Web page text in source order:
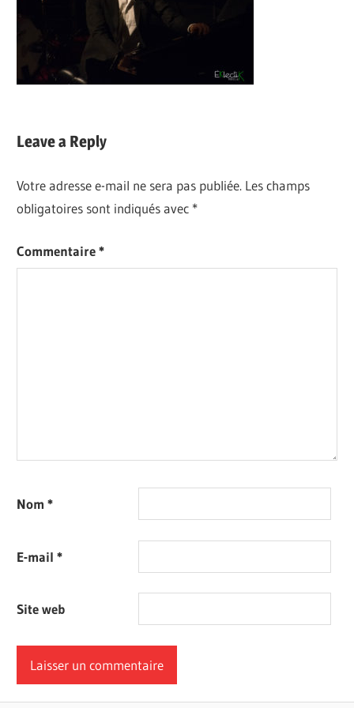
Leave a Reply
Votre adresse e-mail ne sera pas publiée. Les champs
obligatoires sont indiqués avec *
Commentaire*
Nom*
E-mail*
Site web